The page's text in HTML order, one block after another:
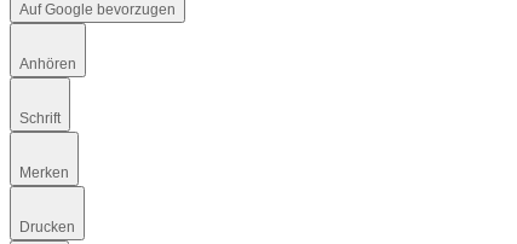
Auf Google bevorzugen
Anhören
Schrift
Merken
Drucken